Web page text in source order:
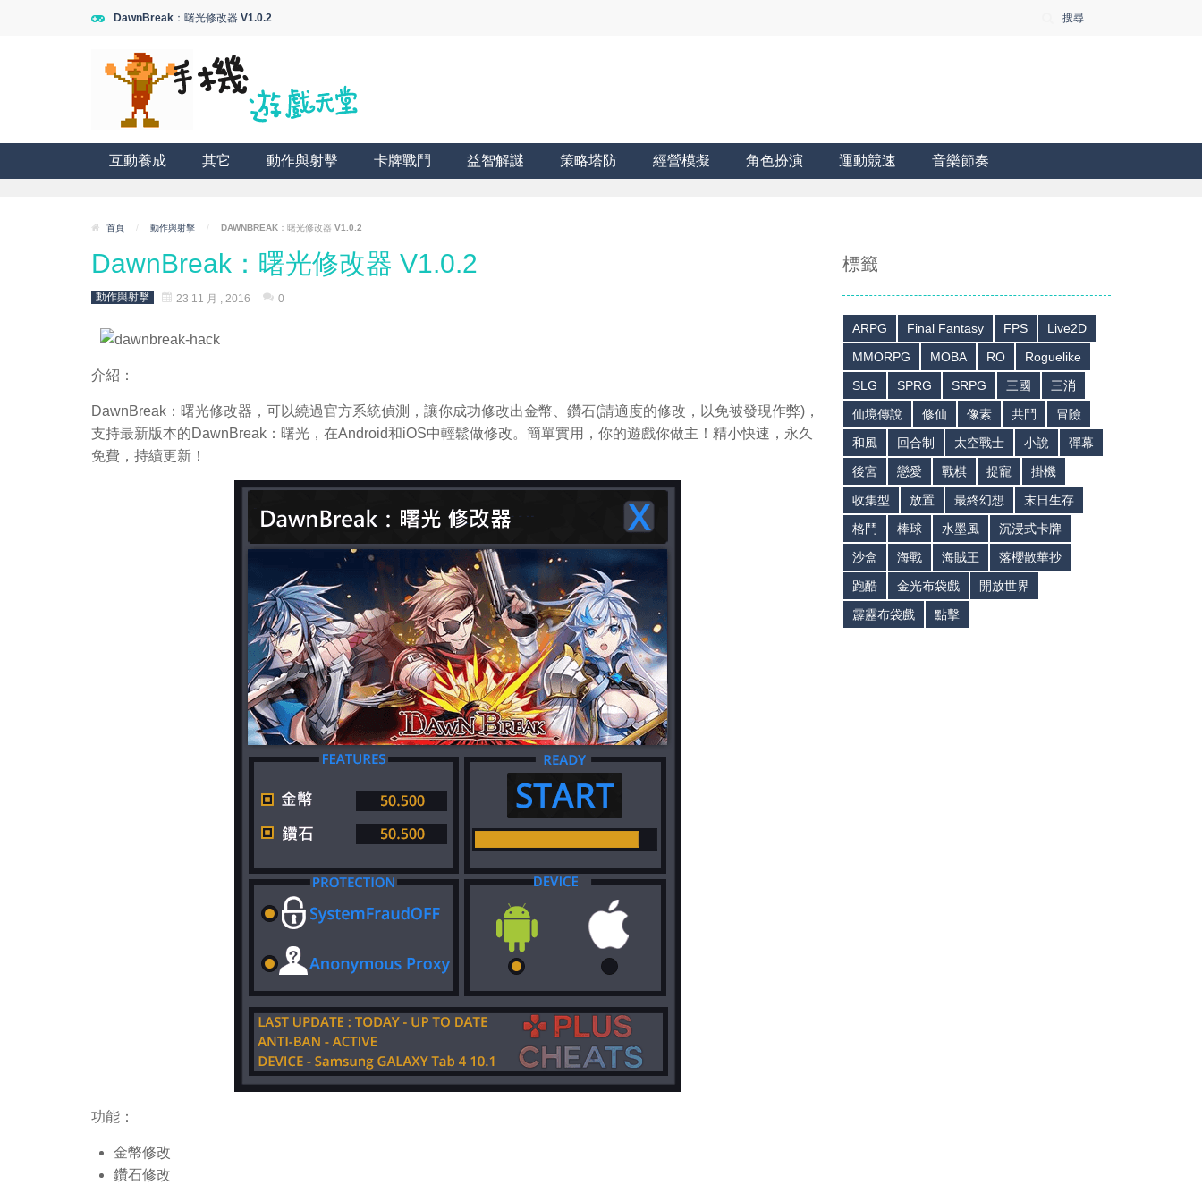
DawnBreak：曙光修改器 V1.0.2 搜尋
互動養成 其它 動作與射擊 卡牌戰鬥 益智解謎 策略塔防 經營模擬 角色扮演 運動競速 音樂節奏
首頁 / 動作與射擊 / DAWNBREAK：曙光修改器 V1.0.2
DawnBreak：曙光修改器 V1.0.2
動作與射擊 23 11 月 , 2016 0
介紹：
DawnBreak：曙光修改器，可以繞過官方系統偵測，讓你成功修改出金幣、鑽石(請適度的修改，以免被發現作弊)，
支持最新版本的DawnBreak：曙光，在Android和iOS中輕鬆做修改。簡單實用，你的遊戲你做主！精小快速，永久
免費，持續更新！
功能：
金幣修改
鑽石修改
標籤
ARPG Final Fantasy FPS
Live2D
MMORPG
MOBA RO
Roguelike
SLG
SPRG SRPG 三國
三消
仙境傳說
修仙 像素 共鬥
冒險
和風
回合制 太空戰士 小說
彈幕
後宮
戀愛 戰棋 捉寵
掛機
收集型
放置 最終幻想
末日生存
格鬥
棒球 水墨風
沉浸式卡牌
沙盒
海戰 海賊王
落櫻散華抄
跑酷
金光布袋戲
開放世界
霹靂布袋戲
點擊